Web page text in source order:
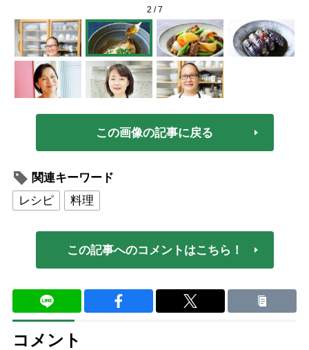
2 /7
この画像の記事に戻る
関連キーワード
レシピ
料理
この記事へのコメントはこちら！
コメント